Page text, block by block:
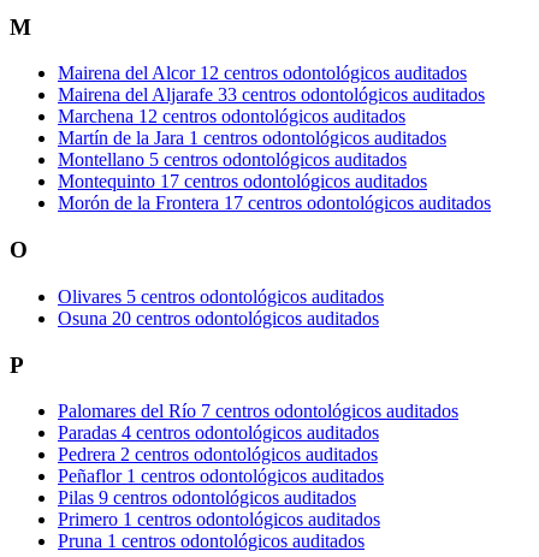
M
Mairena del Alcor 12 centros odontológicos auditados
Mairena del Aljarafe 33 centros odontológicos auditados
Marchena 12 centros odontológicos auditados
Martín de la Jara 1 centros odontológicos auditados
Montellano 5 centros odontológicos auditados
Montequinto 17 centros odontológicos auditados
Morón de la Frontera 17 centros odontológicos auditados
O
Olivares 5 centros odontológicos auditados
Osuna 20 centros odontológicos auditados
P
Palomares del Río 7 centros odontológicos auditados
Paradas 4 centros odontológicos auditados
Pedrera 2 centros odontológicos auditados
Peñaflor 1 centros odontológicos auditados
Pilas 9 centros odontológicos auditados
Primero 1 centros odontológicos auditados
Pruna 1 centros odontológicos auditados